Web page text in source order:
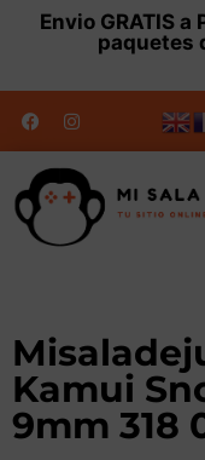
Envio GRATISa
paquetes
Kamui
9mm 318